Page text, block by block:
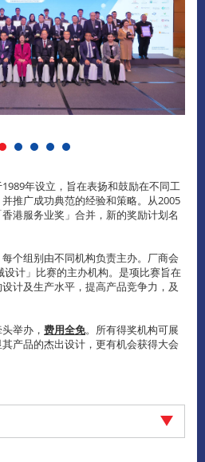
年设立，旨在表扬和鼓励在不同工
推广成功典范的经验和策略。从2005
港服务业奖」合并，新的奖励计划名
个组别由不同机构负责主办。厂商会
设计」比赛的主办机构。是项比赛旨在
计及生产水平，提高产品竞争力，及
举办， 费用全免。所有得奖机构可展
产品的杰出设计，更有机会获得大会